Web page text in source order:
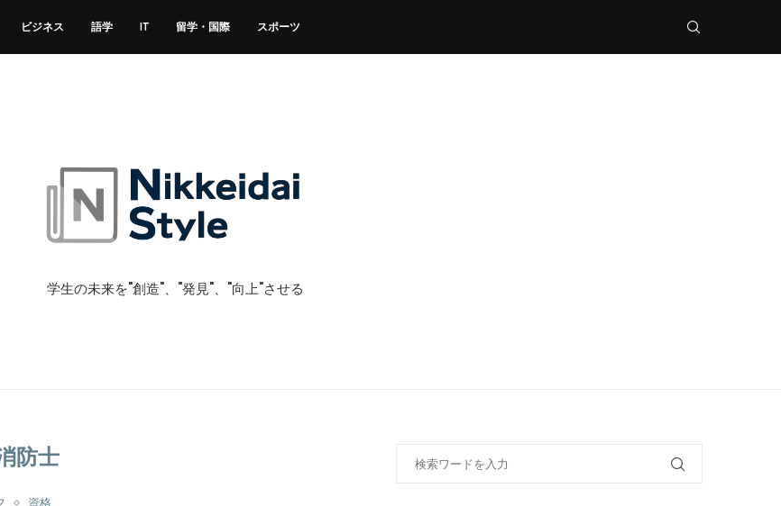
ビジネス 語学 IT 留学・国際 スポーツ
学生の未来を"創造"、"発見"、"向上"させる
防士
資格